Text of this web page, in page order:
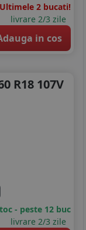
Ultimele 2 bucati!
livrare 2/3 zile
in cos
R18 107V
- peste 12 buc
livrare 2/3 zile